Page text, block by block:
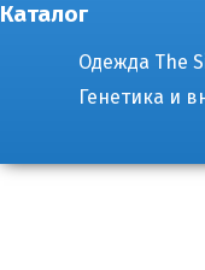
Каталог
Одежда The
Генетика и